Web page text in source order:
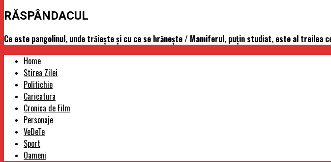
RĂSPÂNDACUL
Ce este pangolinul, unde trăieşte şi cu ce se hrăneşte / Mamiferul, puţin studiat, este al treilea
Home
Stirea Zilei
Politichie
Caricatura
Cronica de Film
Personaje
VeDeTe
Sport
Oameni